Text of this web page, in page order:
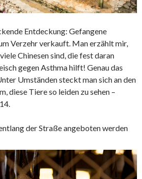
Entdeckung: Gefangene
Verzehr verkauft. Man erzählt mir,
Chinesen sind, die fest daran
gegen Asthma hilft! Genau das
Umständen steckt man sich an den
diese Tiere so leiden zu sehen –
der Straße angeboten werden